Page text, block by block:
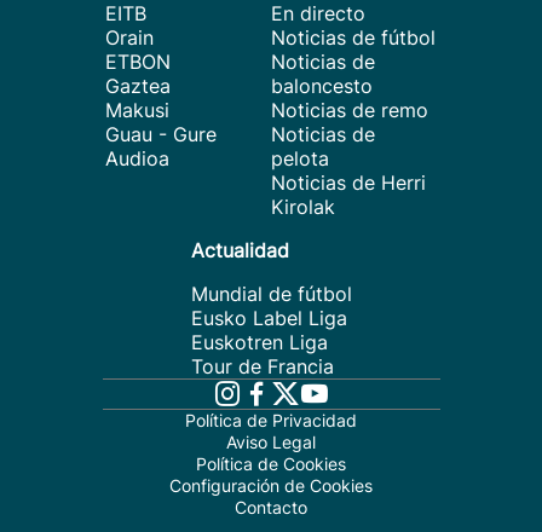
EITB
Orain
ETBON
Gaztea
Makusi
Guau - Gure
Audioa
En directo
Noticias de fútbol
Noticias de
baloncesto
Noticias de remo
Noticias de
pelota
Noticias de Herri
Kirolak
Actualidad
Mundial de fútbol
Eusko Label Liga
Euskotren Liga
Tour de Francia
Política de Privacidad
Aviso Legal
Política de Cookies
Configuración de Cookies
Contacto